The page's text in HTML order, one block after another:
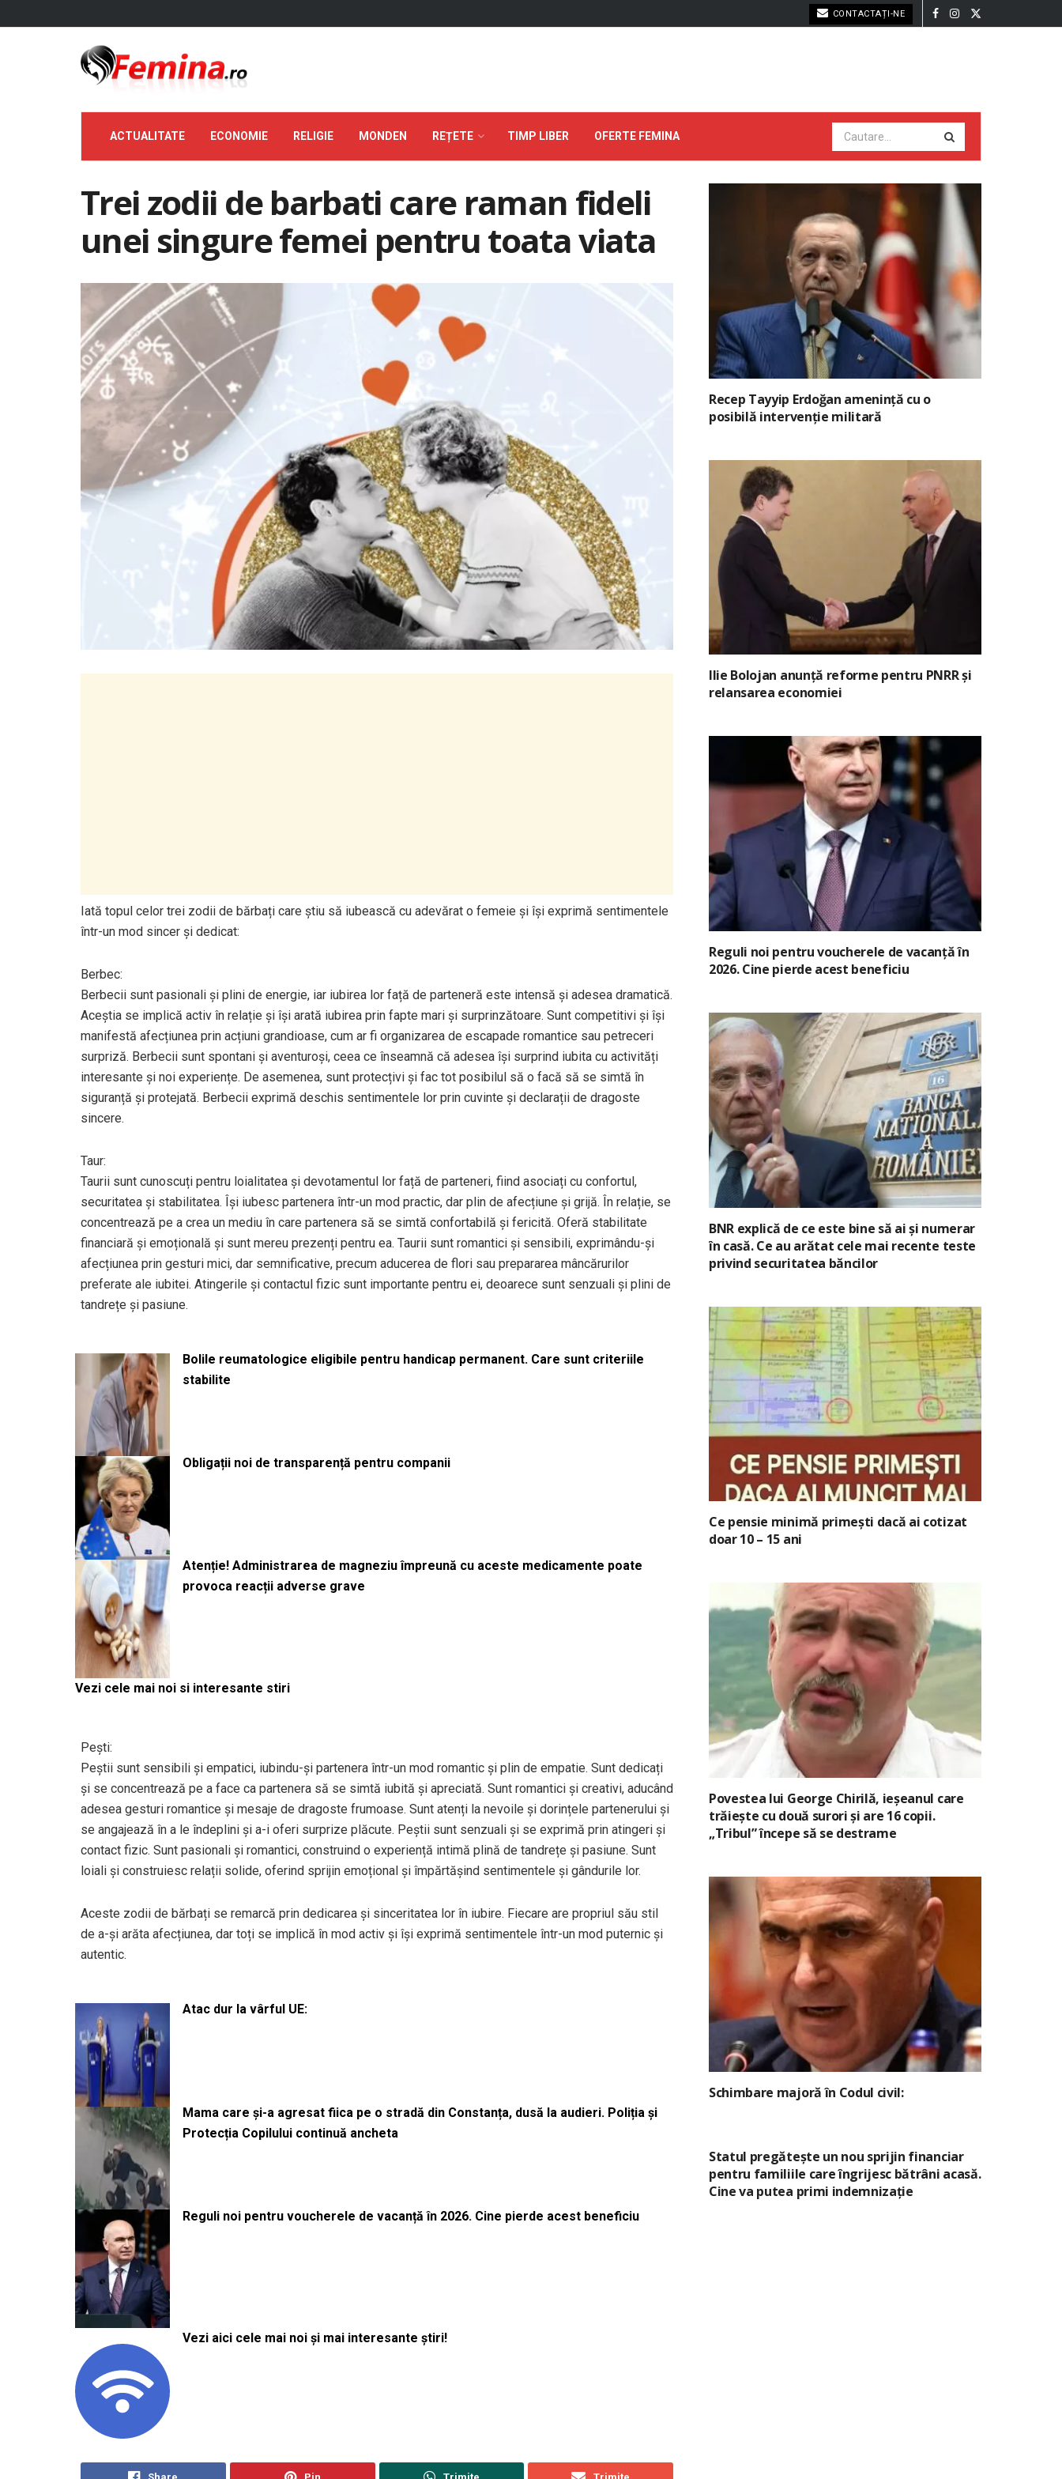
CONTACTAȚI-NE
ACTUALITATE ECONOMIE RELIGIE MONDEN REȚETE TIMP LIBER OFERTE FEMINA
Trei zodii de barbati care raman fideli
unei singure femei pentru toata viata
Iată topul celor trei zodii de bărbați care știu să iubească cu adevărat o femeie și își exprimă sentimentele
într-un mod sincer și dedicat:
Berbec:
Berbecii sunt pasionali și plini de energie, iar iubirea lor față de parteneră este intensă și adesea dramatică.
Aceștia se implică activ în relație și își arată iubirea prin fapte mari și surprinzătoare. Sunt competitivi și își
manifestă afecțiunea prin acțiuni grandioase, cum ar fi organizarea de escapade romantice sau petreceri
surpriză. Berbecii sunt spontani și aventuroși, ceea ce înseamnă că adesea își surprind iubita cu activități
interesante și noi experiențe. De asemenea, sunt protecțivi și fac tot posibilul să o facă să se simtă în
siguranță și protejată. Berbecii exprimă deschis sentimentele lor prin cuvinte și declarații de dragoste
sincere.
Taur:
Taurii sunt cunoscuți pentru loialitatea și devotamentul lor față de parteneri, fiind asociați cu confortul,
securitatea și stabilitatea. Își iubesc partenera într-un mod practic, dar plin de afecțiune și grijă. În relație, se
concentrează pe a crea un mediu în care partenera să se simtă confortabilă și fericită. Oferă stabilitate
financiară și emoțională și sunt mereu prezenți pentru ea. Taurii sunt romantici și sensibili, exprimându-și
afecțiunea prin gesturi mici, dar semnificative, precum aducerea de flori sau prepararea mâncărurilor
preferate ale iubitei. Atingerile și contactul fizic sunt importante pentru ei, deoarece sunt senzuali și plini de
tandrețe și pasiune.
Bolile reumatologice eligibile pentru handicap permanent. Care sunt criteriile
stabilite
Obligații noi de transparență pentru companii
Atenție! Administrarea de magneziu împreună cu aceste medicamente poate
provoca reacții adverse grave
Vezi cele mai noi si interesante stiri
Pești:
Peștii sunt sensibili și empatici, iubindu-și partenera într-un mod romantic și plin de empatie. Sunt dedicați
și se concentrează pe a face ca partenera să se simtă iubită și apreciată. Sunt romantici și creativi, aducând
adesea gesturi romantice și mesaje de dragoste frumoase. Sunt atenți la nevoile și dorințele partenerului și
se angajează în a le îndeplini și a-i oferi surprize plăcute. Peștii sunt senzuali și se exprimă prin atingeri și
contact fizic. Sunt pasionali și romantici, construind o experiență intimă plină de tandrețe și pasiune. Sunt
loiali și construiesc relații solide, oferind sprijin emoțional și împărtășind sentimentele și gândurile lor.
Aceste zodii de bărbați se remarcă prin dedicarea și sinceritatea lor în iubire. Fiecare are propriul său stil
de a-și arăta afecțiunea, dar toți se implică în mod activ și își exprimă sentimentele într-un mod puternic și
autentic.
Atac dur la vârful UE:
Mama care și-a agresat fiica pe o stradă din Constanța, dusă la audieri. Poliția și
Protecția Copilului continuă ancheta
Reguli noi pentru voucherele de vacanță în 2026. Cine pierde acest beneficiu
Vezi aici cele mai noi și mai interesante știri!
Recep Tayyip Erdoğan amenință cu o
posibilă intervenție militară
Ilie Bolojan anunță reforme pentru PNRR și
relansarea economiei
Reguli noi pentru voucherele de vacanță în
2026. Cine pierde acest beneficiu
BNR explică de ce este bine să ai și numerar
în casă. Ce au arătat cele mai recente teste
privind securitatea băncilor
Ce pensie minimă primești dacă ai cotizat
doar 10 – 15 ani
Povestea lui George Chirilă, ieșeanul care
trăiește cu două surori și are 16 copii.
„Tribul” începe să se destrame
Schimbare majoră în Codul civil:
Statul pregătește un nou sprijin financiar
pentru familiile care îngrijesc bătrâni acasă.
Cine va putea primi indemnizație